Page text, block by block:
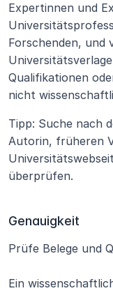
Expertinnen und
Forschenden, und
Qualifikationen
nicht
Tipp: Suche nach
Autorin, früheren
überprüfen.
Genauigkeit
Prüfe Belege und
Ein